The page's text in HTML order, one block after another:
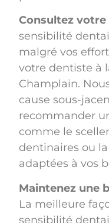
Consultez votre
sensibilité
malgré vos
votre dentiste à
Champlain.
cause sous-
recommander
comme le
dentinaires ou
adaptées à vos
Maintenez une
La meilleure
sensibilité